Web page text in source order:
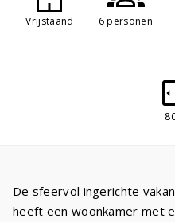
Vrijstaand 6 personen
De sfeervol ingerichte
heeft een woonkamer met